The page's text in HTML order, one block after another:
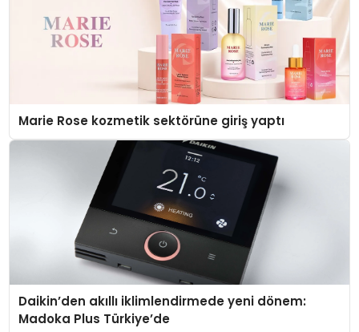
Marie Rose kozmetik sektörüne giriş yaptı
Daikin’den akıllı iklimlendirmede yeni dönem:
Madoka Plus Türkiye’de